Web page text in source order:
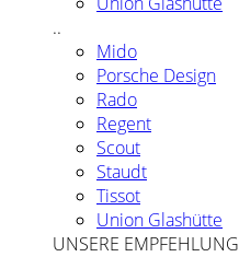
..
Mido
Porsche Design
Rado
Regent
Scout
Staudt
Tissot
Union Glashütte
UNSERE EMPFEHLUNG